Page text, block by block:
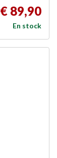
€ 89,90
En stock